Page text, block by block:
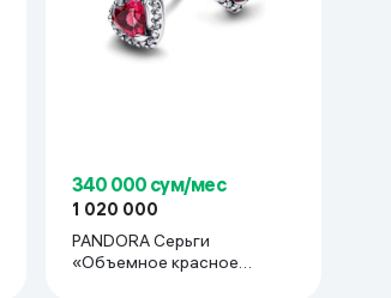
340 000 сум/мес
1 020 000
PANDORA Серьги
«Объемное красное